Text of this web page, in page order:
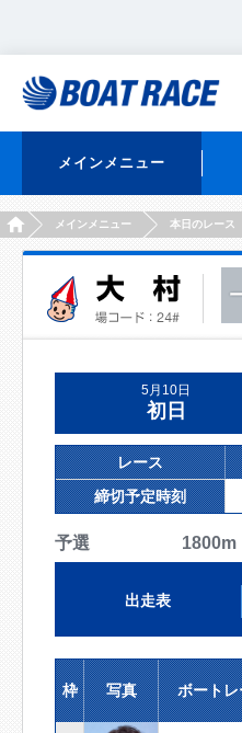
メインメニュー
HOMEメインメニュー 本日のレース
5月10日
初日
レース
締切予定時刻
予選 1800m
出走表
枠 写真 ボート